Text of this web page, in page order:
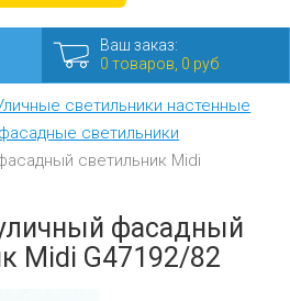
Ваш заказ:
0 товаров, 0 руб
светильники настенные
светильники
светильник Midi
фасадный
Midi G47192/82